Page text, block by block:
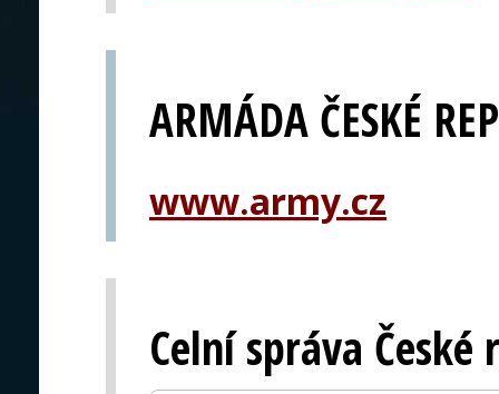
ARMÁDA ČESKÉ
www.army.cz
Celní správa